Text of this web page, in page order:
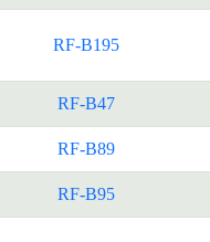
RF-B195
RF-B47
RF-B89
RF-B95